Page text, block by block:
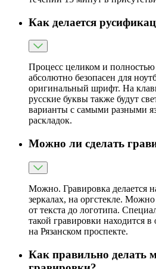
Как делается
Процесс целиком и полностью
абсолютно безопасен для
оригинальный шрифт. На
русские буквы также будут
варианты с самыми разными
раскладок.
Можно ли сделать
Можно. Гравировка делается
зеркалах, на оргстекле.
от текста до логотипа.
такой гравировки находится
на Рязанском проспекте.
Как правильно делать